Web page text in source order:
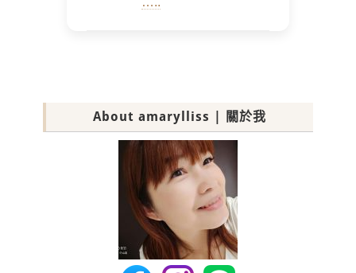
About amarylliss | 關於我